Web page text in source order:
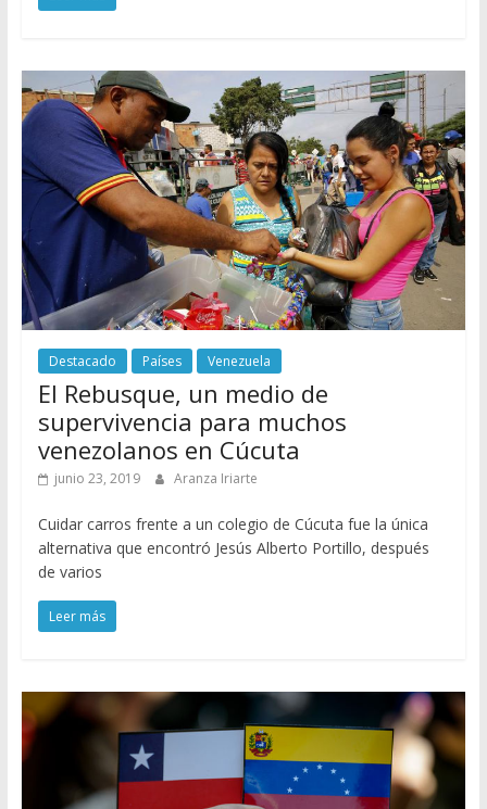
Destacado Países Venezuela
El Rebusque, un medio de
supervivencia para muchos
venezolanos en Cúcuta
junio 23, 2019 Aranza Iriarte
Cuidar carros frente a un colegio de Cúcuta fue la única
alternativa que encontró Jesús Alberto Portillo, después
de varios
Leer más